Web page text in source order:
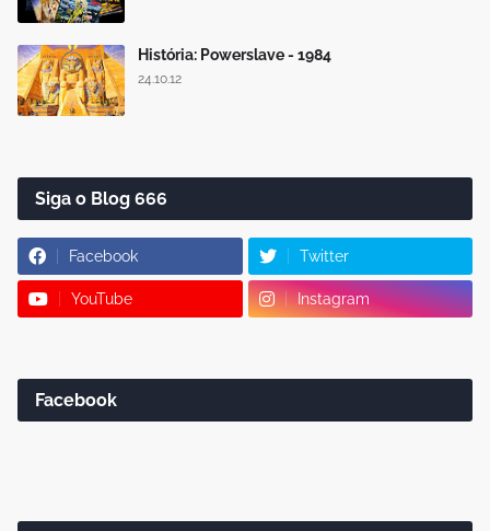
História: Powerslave - 1984
24.10.12
Siga o Blog 666
Facebook Twitter
YouTube Instagram
Facebook